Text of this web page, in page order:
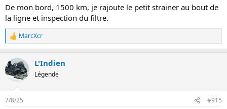
n
s
:
De mon bord, 1500 km, je rajoute le petit strainer au bout de
la ligne et inspection du filtre.
L
e
r
é
a
i
MarcXcr
L'Indien
Légende
7/8/25 #915